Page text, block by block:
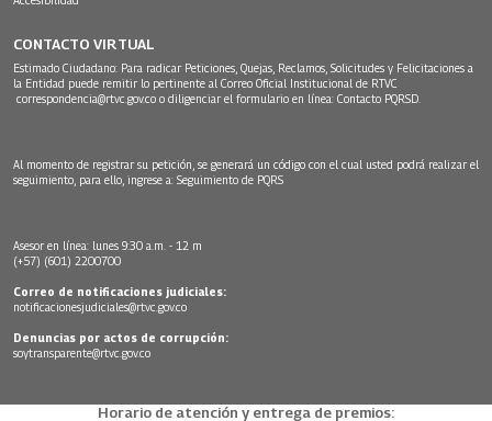
CONTACTO VIRTUAL
Estimado Ciudadano: Para radicar Peticiones, Quejas, Reclamos, Solicitudes y Felicitaciones a
la Entidad puede remitir lo pertinente al Correo Oficial Institucional de RTVC
correspondencia@rtvc.gov.co o diligenciar el formulario en línea: Contacto PQRSD.
Al momento de registrar su petición, se generará un código con el cual usted podrá realizar el
seguimiento, para ello, ingrese a: Seguimiento de PQRS
Asesor en línea: lunes 9:30 a.m. - 12 m
(+57) (601) 2200700
Correo de notificaciones judiciales:
notificacionesjudiciales@rtvc.gov.co
Denuncias por actos de corrupción:
soytransparente@rtvc.gov.co
Horario de atención y entrega de premios: